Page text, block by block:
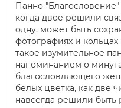
Панно
когда двое решили
одну, может быть
фотографиях и
такое изумительное
напоминанием о
благословляющего
белых цветка, как две
навсегда решили быть